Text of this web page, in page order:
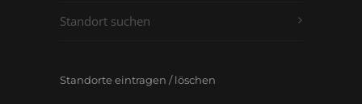
Standort suchen
Standorte eintragen / löschen